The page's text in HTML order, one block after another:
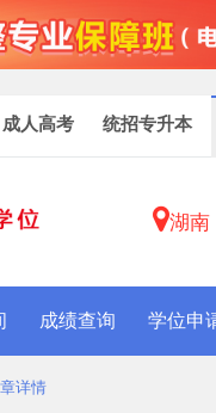
成人高考 统招专升本
湖南
成绩查询 学位申
详情